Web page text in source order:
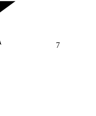
7